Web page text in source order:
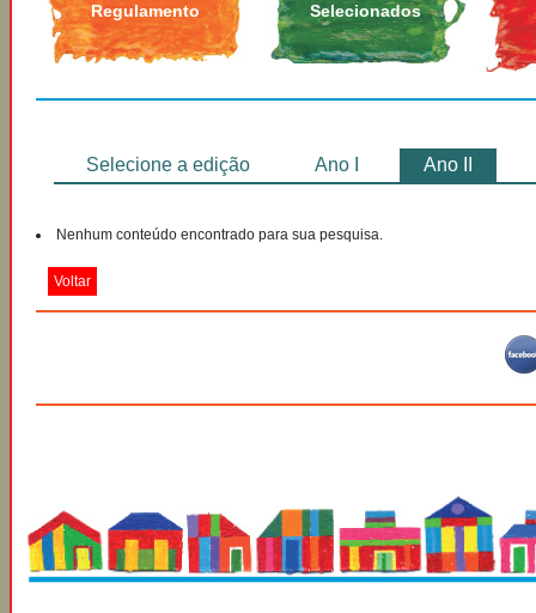
Regulamento Selecionados
Selecione a edição Ano I Ano II
Nenhum conteúdo encontrado para sua pesquisa.
Voltar